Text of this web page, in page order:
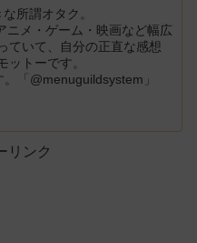
所謂オタク。
ニメ・ゲーム・映画など幅広
ていて、自分の正直な感想
ットーです。
「@menuguildsystem」
リンク